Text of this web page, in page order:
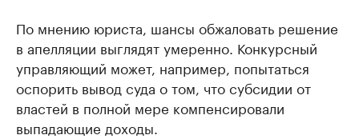
По мнению юриста, шансы обжаловать решение
в апелляции выглядят умеренно. Конкурсный
управляющий может, например, попытаться
оспорить вывод суда о том, что субсидии от
властей в полной мере компенсировали
выпадающие доходы.